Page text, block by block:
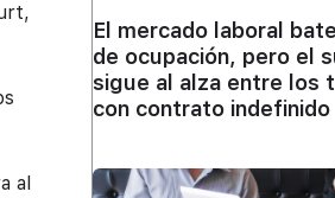
al
El mercado laboral
de ocupación, pero el
sigue al alza entre los
con contrato indefinido